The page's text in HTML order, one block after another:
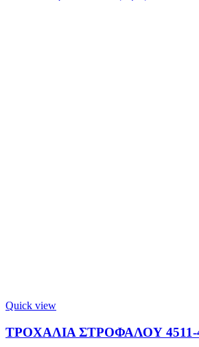
Quick view
ΤΡΟΧΑΛΙΑ ΣΤΡΟΦΑΛΟΥ 4511-